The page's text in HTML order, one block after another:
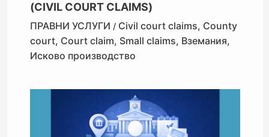
(CIVIL COURT CLAIMS)
ПРАВНИ УСЛУГИ / Civil court claims, County
court, Court claim, Small claims, Вземания,
Исково производство